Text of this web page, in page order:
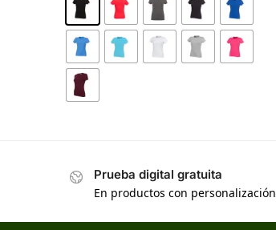
Prueba digital gratuita
En productos con personalización